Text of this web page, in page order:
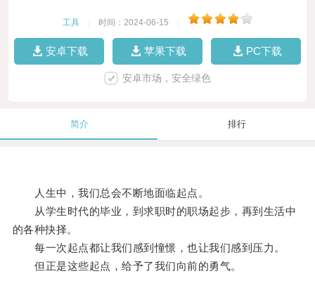
工具 时间：2024-06-15
安卓下载 苹果下载 PC下载
安卓市场，安全绿色
简介 排行
人生中，我们总会不断地面临起点。
从学生时代的毕业，到求职时的职场起步，再到生活中
的各种抉择。
每一次起点都让我们感到憧憬，也让我们感到压力。
但正是这些起点，给予了我们向前的勇气。